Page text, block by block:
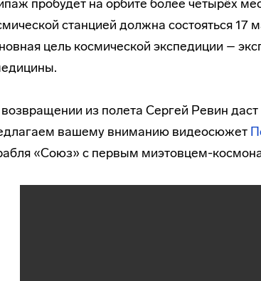
пробудет на орбите более четырёх
станцией должна состояться
цель космической экспедиции –
из полета Сергей Ревин
вашему вниманию видеосюжет
«Союз» с первым миэтовцем-